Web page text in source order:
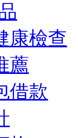
康檢查
薦
借款